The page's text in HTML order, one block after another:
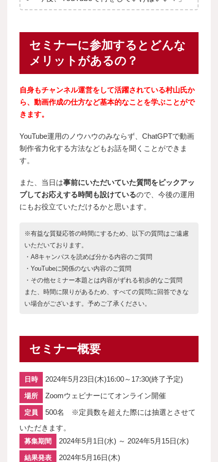
セミナーに参加するとどんな
メリットがあるの？
自身もチャンネル運営をして活躍されている村山氏か
ら、動画作成の仕方など基本的なことを学ぶことがで
きます。
YouTube運用のノウハウのみならず、ChatGPTで動画
制作省力化する方法などもお話を聞くことができま
す。
また、当日は事前にいただいていた質問をピックアッ
プしてお応えする時間も設けているので、今後の運用
にもお役立ていただけるかと思います。
※有益な質疑応答の時間にするため、以下の質問はご遠慮
いただいております。
・A8キャンパスを読めば分かる内容のご質問
・YouTubeに関係のない内容のご質問
・その他セミナー本題とは内容がずれる初歩的なご質問
また、時間に限りがあるため、すべての質問に回答できな
い場合がございます。予めご了承ください。
セミナー概要
日時 2024年5月23日(木)16:00～17:30(終了予定)
場所 Zoomウェビナーにてオンライン開催
定員
500名 ※定員数を超えた際には抽選とさせて
いただきます。
募集期間 2024年5月1日(水) ～ 2024年5月15日(水)
結果発表
2024年5月16日(木)